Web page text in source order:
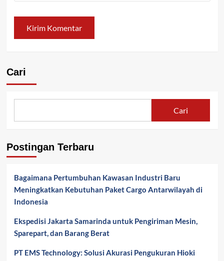
Cari
Cari
Postingan Terbaru
Bagaimana Pertumbuhan Kawasan Industri Baru
Meningkatkan Kebutuhan Paket Cargo Antarwilayah di
Indonesia
Ekspedisi Jakarta Samarinda untuk Pengiriman Mesin,
Sparepart, dan Barang Berat
PT EMS Technology: Solusi Akurasi Pengukuran Hioki